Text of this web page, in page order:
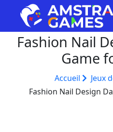
Fashion Nail
Game
Accueil
Jeux
Fashion Nail Design